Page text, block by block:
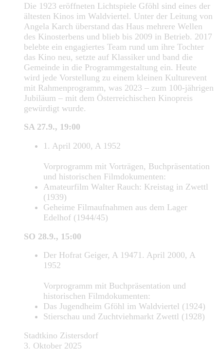
Die 1923 eröffneten Lichtspiele Gföhl sind eines der
ältesten Kinos im Waldviertel. Unter der Leitung von
Angela Karch überstand das Haus mehrere Wellen
des Kinosterbens und blieb bis 2009 in Betrieb. 2017
belebte ein engagiertes Team rund um ihre Tochter
das Kino neu, setzte auf Klassiker und band die
Gemeinde in die Programmgestaltung ein. Heute
wird jede Vorstellung zu einem kleinen Kulturevent
mit Rahmenprogramm, was 2023 – zum 100-jährigen
Jubiläum – mit dem Österreichischen Kinopreis
gewürdigt wurde.
SA 27.9., 19:00
1. April 2000, A 1952
Vorprogramm mit Vorträgen, Buchpräsentation
und historischen Filmdokumenten:
Amateurfilm Walter Rauch: Kreistag in Zwettl
(1939)
Geheime Filmaufnahmen aus dem Lager
Edelhof (1944/45)
SO 28.9., 15:00
Der Hofrat Geiger, A 19471. April 2000, A
1952
Vorprogramm mit Buchpräsentation und
historischen Filmdokumenten:
Das Jugendheim Gföhl im Waldviertel (1924)
Stierschau und Zuchtviehmarkt Zwettl (1928)
Stadtkino Zistersdorf
3. Oktober 2025